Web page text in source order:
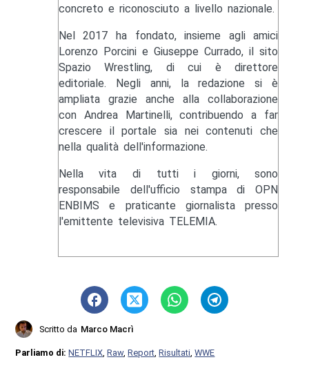
concreto e riconosciuto a livello nazionale.
Nel 2017 ha fondato, insieme agli amici
Lorenzo Porcini e Giuseppe Currado, il sito
Spazio Wrestling, di cui è direttore
editoriale. Negli anni, la redazione si è
ampliata grazie anche alla collaborazione
con Andrea Martinelli, contribuendo a far
crescere il portale sia nei contenuti che
nella qualità dell'informazione.
Nella vita di tutti i giorni, sono
responsabile dell'ufficio stampa di OPN
ENBIMS e praticante giornalista presso
l'emittente televisiva TELEMIA.
Scritto da Marco Macrì
Parliamo di:NETFLIX ,Raw,Report ,Risultati ,WWE